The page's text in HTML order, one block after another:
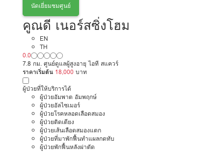
นัดเยี่ยมชมศูนย์
คูณดี เนอร์สซิ่งโฮม
EN
TH
0.0
7.8 กม. ศูนย์ดูแลผู้สูงอายุ ไอที สแควร์
ราคาเริ่มต้น 18,000 บาท
ผู้ป่วยที่ให้บริการได้
ผู้ป่วยอัมพาต อัมพฤกษ์
ผู้ป่วยอัลไซเมอร์
ผู้ป่วยโรคหลอดเลือดสมอง
ผู้ป่วยติดเตียง
ผู้ป่วยเส้นเลือดสมองแตก
ผู้ป่วยที่มาพักฟื้นทำแผลกดทับ
ผู้ป่วยพักฟื้นหลังผ่าตัด